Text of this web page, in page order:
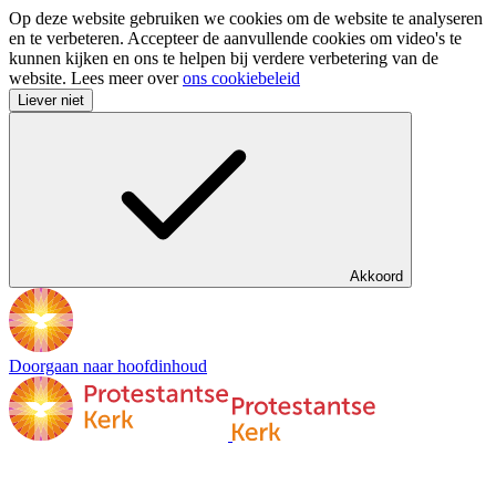
Op deze website gebruiken we cookies om de website te analyseren
en te verbeteren. Accepteer de aanvullende cookies om video's te
kunnen kijken en ons te helpen bij verdere verbetering van de
website. Lees meer overons cookiebeleid
Liever niet
Akkoord
Doorgaan naar hoofdinhoud